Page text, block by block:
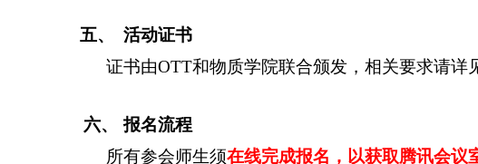
五、
活动证书
证书由OTT和物质学院联合颁发，相关要求请详
六、
报名流程
所有参会师生须在线完成报名，以获取腾讯会议